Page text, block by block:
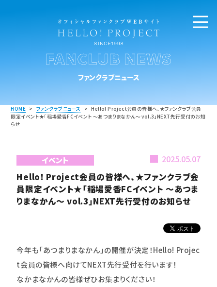
FANCLUB NEWS
ファンクラブニュース
HOME > ファンクラブニュース > Hello! Project会員の皆様へ、★ファンクラブ会員
限定イベント★「稲場愛香FCイベント ～あつまりまなかん～ vol.3」NEXT先行受付のお知
らせ
イベント 2025.05.07
Hello! Project会員の皆様へ、★ファンクラブ会
員限定イベント★「稲場愛香FCイベント ～あつま
りまなかん～ vol.3」NEXT先行受付のお知らせ
今年も「あつまりまなかん」の開催が決定！Hello! Projec
t会員の皆様へ向けてNEXT先行受付を行います！
なかまなかんの皆様ぜひお集まりください！